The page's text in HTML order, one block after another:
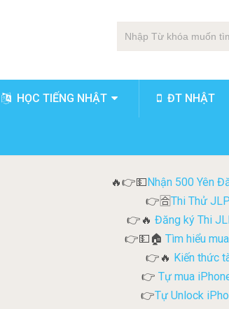
HỌC TIẾNG NHẬT ĐT NHẬT
🔥👉💵Nhận 500 Yên
👉🈴Thi Thử
👉🔥 Đăng ký Thi
👉💵🏠 Tìm hiểu
👉🔥 Kiến thức
👉 Tự mua
👉Tự Unlock